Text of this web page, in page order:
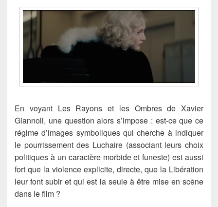
En voyant Les Rayons et les Ombres de Xavier
Giannoli, une question alors s’impose : est-ce que ce
régime d’images symboliques qui cherche à indiquer
le pourrissement des Luchaire (associant leurs choix
politiques à un caractère morbide et funeste) est aussi
fort que la violence explicite, directe, que la Libération
leur font subir et qui est la seule à être mise en scène
dans le film ?